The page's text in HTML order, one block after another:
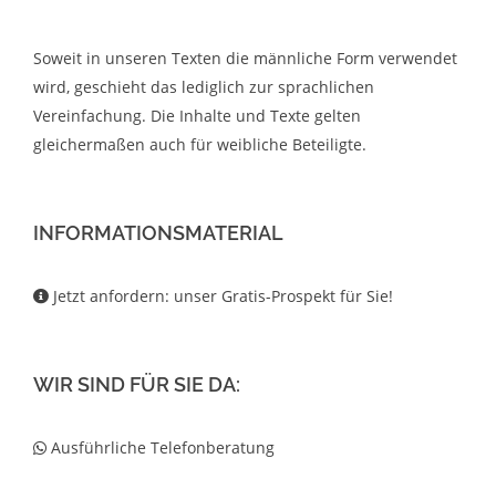
Soweit in unseren Texten die männliche Form verwendet
wird, geschieht das lediglich zur sprachlichen
Vereinfachung. Die Inhalte und Texte gelten
gleichermaßen auch für weibliche Beteiligte.
INFORMATIONSMATERIAL
Jetzt anfordern: unser Gratis-Prospekt für Sie!
WIR SIND FÜR SIE DA:
Ausführliche Telefonberatung